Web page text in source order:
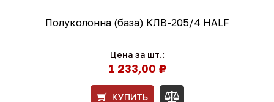
Полуколонна (база) КЛВ-205/4 HALF
Цена за шт.:
1 233,00 ₽
КУПИТЬ